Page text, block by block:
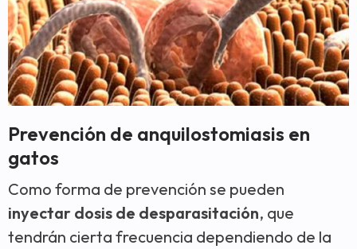
Prevención de anquilostomiasis en
gatos
Como forma de prevención se pueden
inyectar dosis de desparasitación, que
tendrán cierta frecuencia dependiendo de la